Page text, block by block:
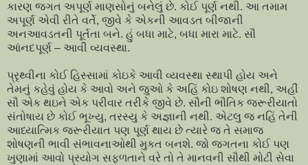
કારણ જગત અપૂર્ણ માણસોનું બનેલું છે. કોઈ પૂર્ણ નથી. આ તમામ
અપૂર્ણ એવી રીતે વર્તે, જીવે કે એકની આવડત બીજાની
અનઆવડતની પૂર્તતા બને. હું બધા માટે, બધા મારા માટે. સૌ
આંનદપૂર્ણ – આવી વ્યવસ્થા.
પ્રૃથ્વીના કોઈ હિસ્સામાં કોઇકે આવી વ્યવસ્થા સ્થાપી હોય અને
તેમનું કહેવું હોય કે આવો અને જુઓ કે અહિં કોઇ શોષણ નથી, અહીં
સૌ એક થઇને એક પરીવાર તરીકે જીવે છે. સૌની ભૌતિક જરૂરીયાતો
સંતોષાય છે કોઈ ભૂખ્યુ, તરસ્યુ કે અજ્ઞાની નથી. એટલુ જ નહિં તેની
આધ્યાત્મિક જરૂરીયાત પણ પૂર્ણ થાય છે ત્યારે જ તે સમાજ
શોષણની ભાવી સંભાવનાઓથી મુકત બનશે. જો જગતના કોઈ પણ
ખુણામાં આવો પ્રયોગ સફળતાને વરે તો તે માનવની સૌથી મોટી સેવા